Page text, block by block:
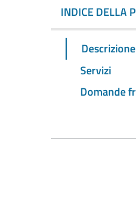
INDICE DELLA
Descrizione
Servizi
Domande